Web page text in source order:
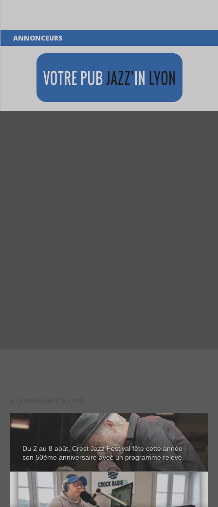
ANNONCEURS
Du 2 au 8 août, Crest Jazz Festival fête cette année
son 50ème anniversaire avec un programme relevé